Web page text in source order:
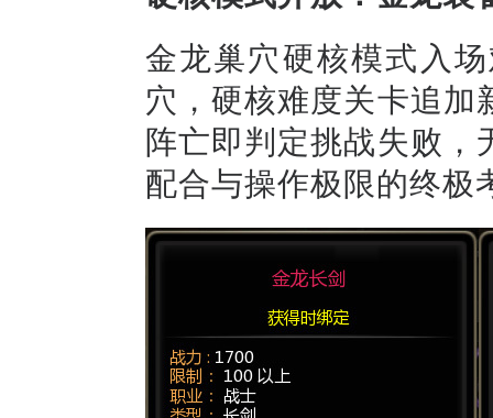
金龙巢穴硬核模式 入
穴，硬核难度关卡追加
阵亡即判定挑战失败，
配合与操作极限的终极